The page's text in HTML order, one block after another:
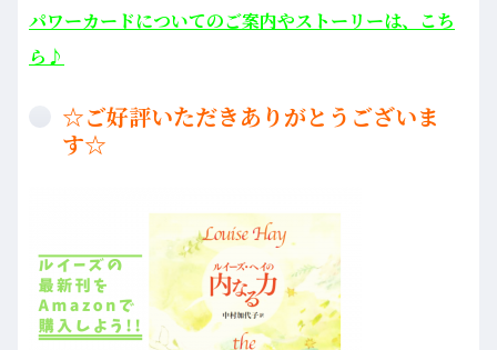
パワーカードについてのご案内やストーリーは、こち
ら♪
☆ご好評いただきありがとうございま
す☆